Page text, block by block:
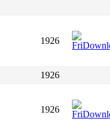
1926
1926
1926